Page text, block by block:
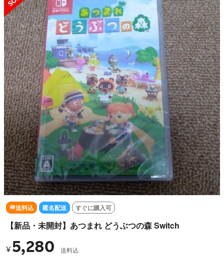
送料込 匿名配送 すぐに購入可
【新品・未開封】あつまれ どうぶつの森 Switch
¥ 5,280 送料込